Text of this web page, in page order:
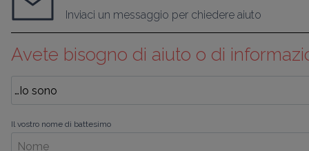
Inviaci un messaggio per chiedere aiuto
Avete bisogno di aiuto o di
Il vostro nome di battesimo